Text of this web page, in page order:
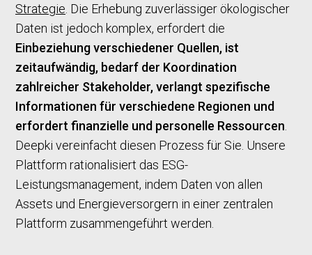
Strategie . Die Erhebung zuverlässiger ökologischer
Daten ist jedoch komplex, erfordert die
Einbeziehung verschiedener Quellen, ist
zeitaufwändig, bedarf der Koordination
zahlreicher Stakeholder, verlangt spezifische
Informationen für verschiedene Regionen und
erfordert finanzielle und personelle Ressourcen
Deepki vereinfacht diesen Prozess für Sie. Unsere
Plattform rationalisiert das ESG-
Leistungsmanagement, indem Daten von allen
Assets und Energieversorgern in einer zentralen
Plattform zusammengeführt werden.